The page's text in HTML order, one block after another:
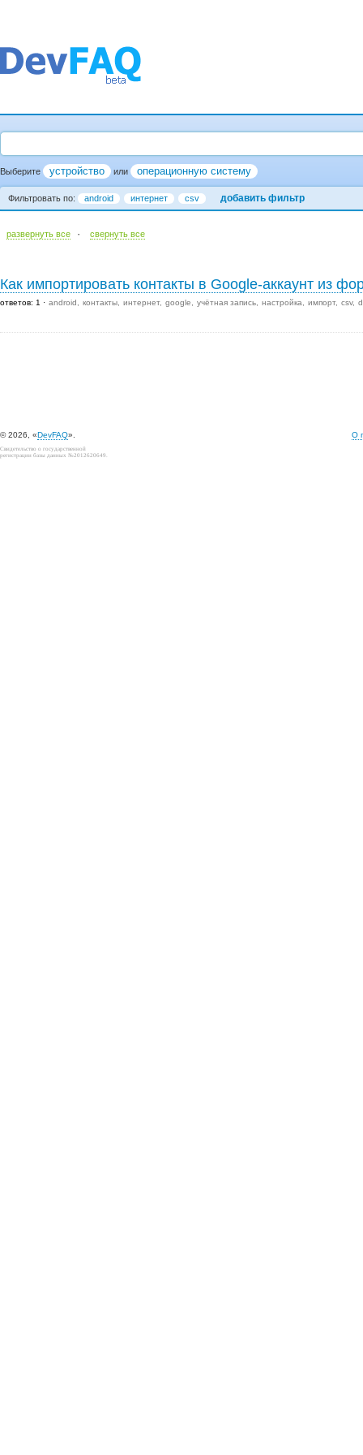
Выберите устройство или операционную систему
Фильтровать по: android интернет csv добавить фильтр
развернуть все · cвернуть все
Как импортировать контакты в Google-аккаунт из
ответов: 1 android контакты интернет google учётная запись настройка импорт csv
© 2026, «DevFAQ». О
Свидетельство о государственной
регистрации базы данных №2012620649.